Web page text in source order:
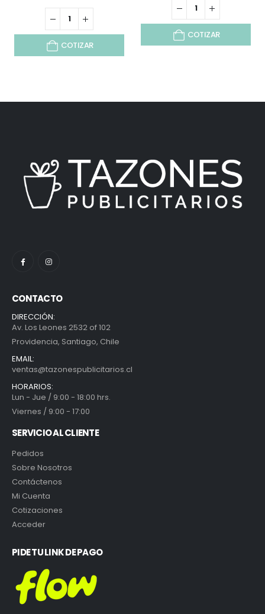
COTIZAR
COTIZAR
CONTACTO
DIRECCIÓN:
Av. Los Leones 2532 of 102
Providencia, Santiago, Chile
EMAIL:
ventas@tazonespublicitarios.cl
HORARIOS:
Lun - Jue / 9:00 - 18:00 hrs.
Viernes / 9:00 - 17:00
SERVICIO AL CLIENTE
Pedidos
Sobre Nosotros
Contáctenos
Mi Cuenta
Cotizaciones
Acceder
PIDE TU LINK DE PAGO